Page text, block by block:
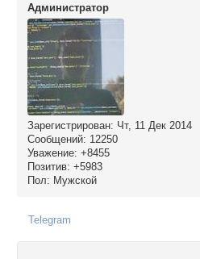
Администратор
Зарегистрирован: Чт, 11 Дек 2014
Сообщений: 12250
Уважение: +8455
Позитив: +5983
Пол: Мужской
Telegram